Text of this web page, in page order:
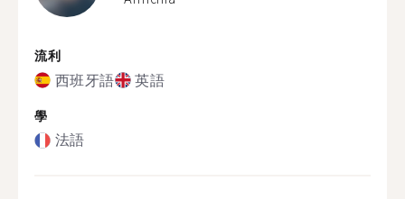
流利
西班牙語 英語
學
法語